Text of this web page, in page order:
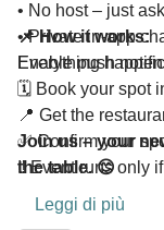
• No host – just
• Private in-app
Everything
📌 How it works:
Enable push
🗓️ Book your spot
📍 Get the
✅ Confirm your
‼️ Event runs only
⏰ Auto check-in
knows who’s on
Join us – your
the table. 😊
Leggi di più